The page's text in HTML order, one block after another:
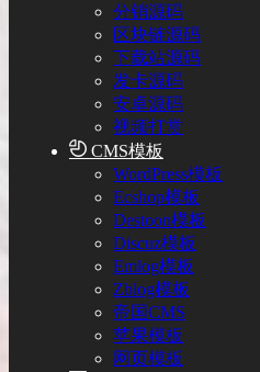
分销源码
区块链源码
下载站源码
发卡源码
安卓源码
视频打赏
CMS模板
WordPress模板
Ecshop模板
Destoon模板
Discuz模板
Emlog模板
Zblog模板
帝国CMS
苹果模板
网页模板